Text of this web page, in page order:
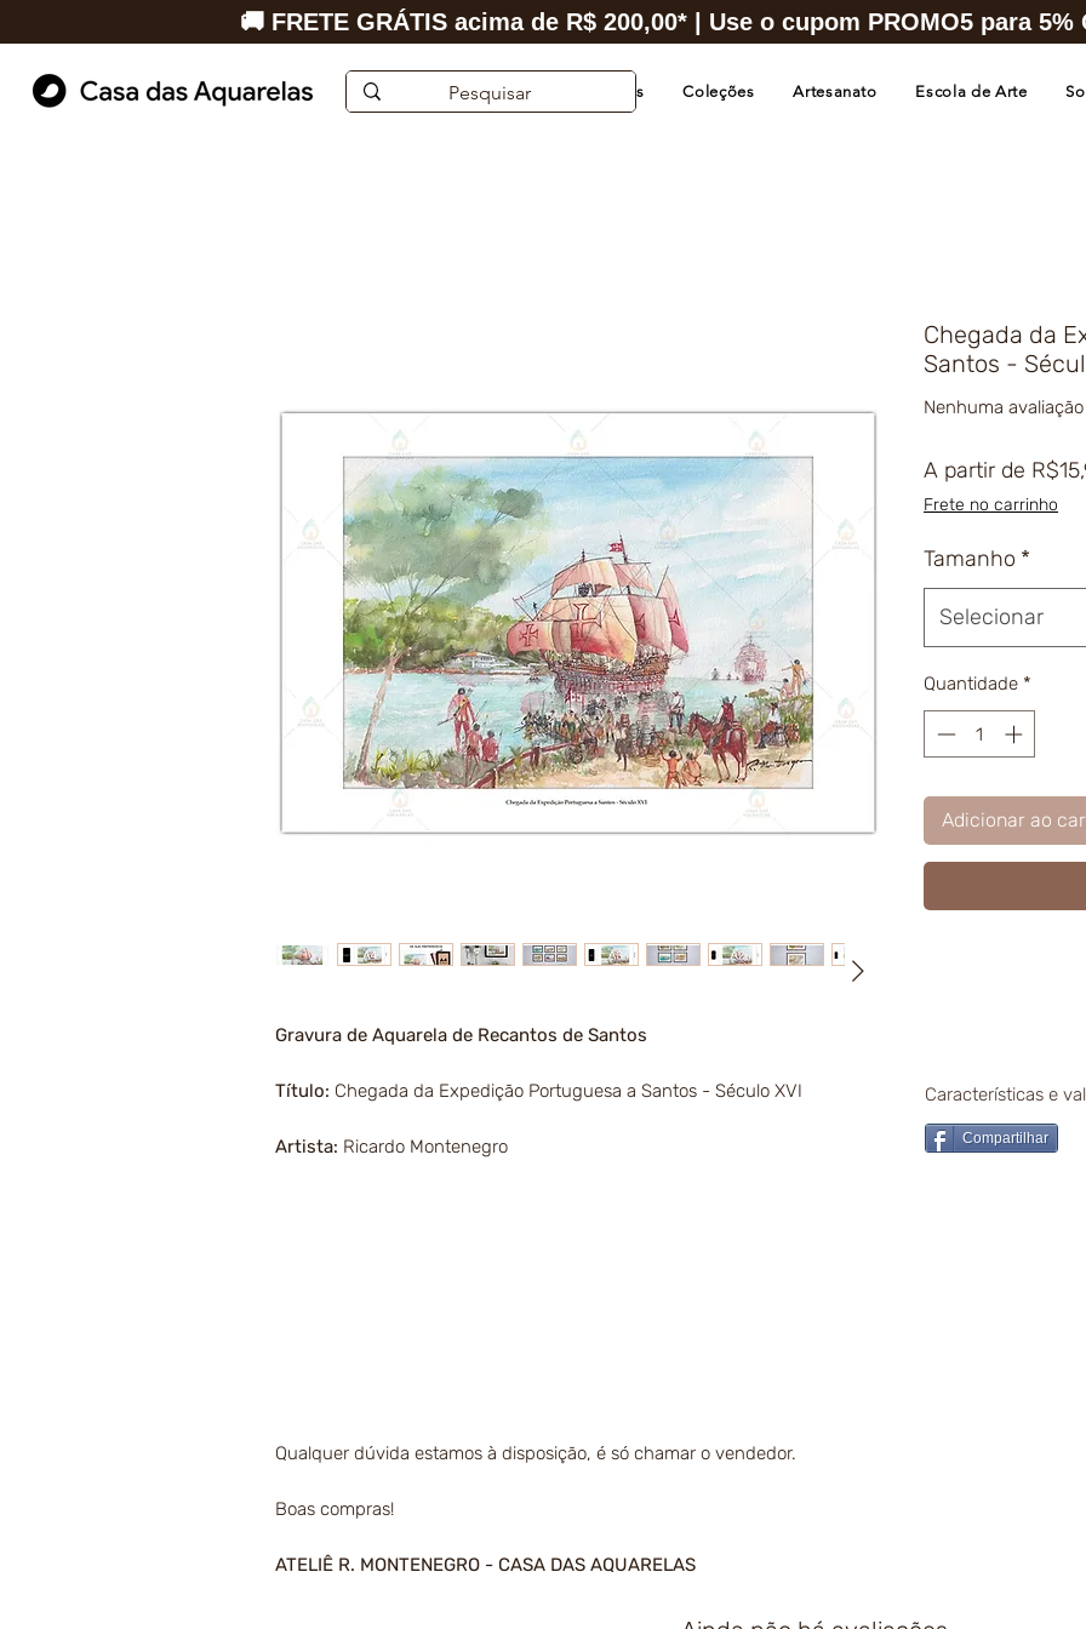
Aquarelas de Cidades Coleções Artesanato Escola de Arte
🚚 FRETE GRÁTIS acima de R$ 200,00* | Use o cupom PROMO5 para
Gravura de Aquarela de Recantos de Santos
Título: Chegada da Expedição Portuguesa a Santos - Século XVI
Artista: Ricardo Montenegro
Qualquer dúvida estamos à disposição, é só chamar o vendedor.
Boas compras!
ATELIÊ R. MONTENEGRO - CASA DAS AQUARELAS
Chegada da
Santos -
Nenhuma avaliação
A partir de
Frete no carrinho
Tamanho *
Selecionar
Quantidade *
Adicionar ao
Características e
Compartilhar